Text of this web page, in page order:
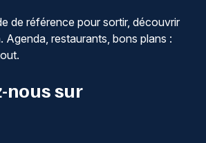
de référence pour sortir, découvrir
Agenda, restaurants, bons plans :
nous sur